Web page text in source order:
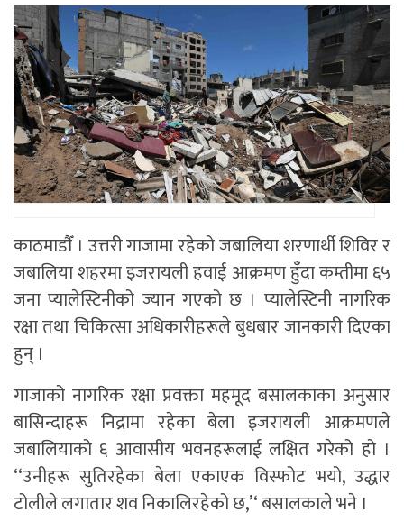
काठमाडाैँ । उत्तरी गाजामा रहेको जबालिया शरणार्थी शिविर र
जबालिया शहरमा इजरायली हवाई आक्रमण हुँदा कम्तीमा ६५
जना प्यालेस्टिनीको ज्यान गएको छ । प्यालेस्टिनी नागरिक
रक्षा तथा चिकित्सा अधिकारीहरूले बुधबार जानकारी दिएका
हुन् ।
गाजाको नागरिक रक्षा प्रवक्ता महमूद बसालकाका अनुसार
बासिन्दाहरू निद्रामा रहेका बेला इजरायली आक्रमणले
जबालियाको ६ आवासीय भवनहरूलाई लक्षित गरेको हो ।
‘‘उनीहरू सुतिरहेका बेला एकाएक विस्फोट भयो, उद्धार
टोलीले लगातार शव निकालिरहेको छ,’‘ बसालकाले भने ।